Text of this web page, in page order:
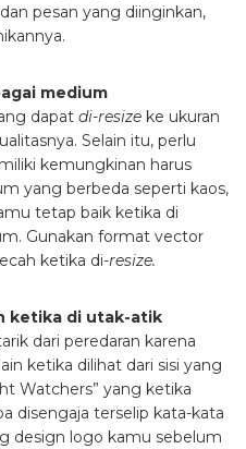
dan pesan yang diinginkan,
medium
dapat di-resize ke ukuran
Selain itu, perlu
kemungkinan harus
yang berbeda seperti kaos,
tetap baik ketika di
Gunakan format vector
ketika di-resize.
ketika di utak-atik
dari peredaran karena
ketika dilihat dari sisi yang
Watchers” yang ketika
disengaja terselip kata-kata
design logo kamu sebelum